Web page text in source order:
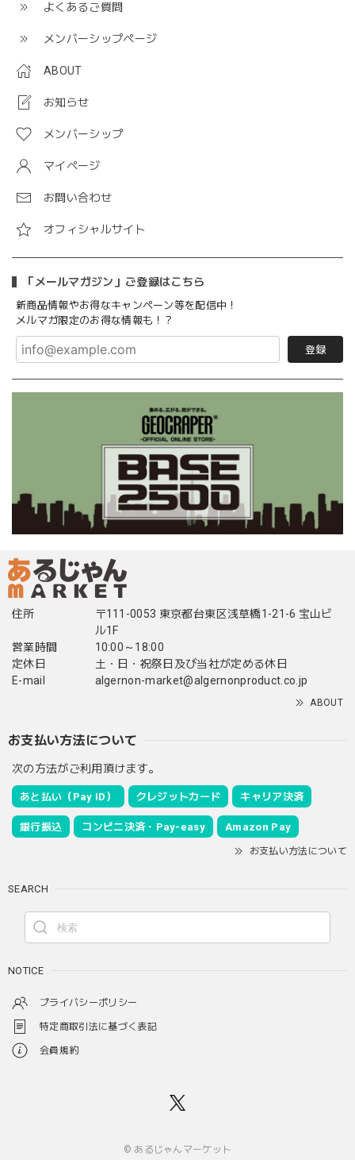
よくあるご質問
メンバーシップページ
ABOUT
お知らせ
メンバーシップ
マイページ
お問い合わせ
オフィシャルサイト
「メールマガジン」ご登録はこちら
新商品情報やお得なキャンペーン等を配信中！
メルマガ限定のお得な情報も！？
登録
住所
〒111-0053 東京都台東区浅草橋1-21-6 宝山ビ
ル1F
営業時間
10:00～18:00
定休日
土・日・祝祭日及び当社が定める休日
E-mail
algernon-market@algernonproduct.co.jp
ABOUT
お支払い方法について
次の方法がご利用頂けます。
あと払い（Pay ID） クレジットカード キャリア決済
銀行振込 コンビニ決済・Pay-easy Amazon Pay
お支払い方法について
SEARCH
NOTICE
プライバシーポリシー
特定商取引法に基づく表記
会員規約
© あるじゃんマーケット